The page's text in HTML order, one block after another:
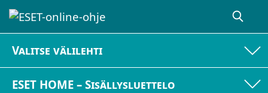
Valitse välilehti
ESET HOME – Sisällysluettelo